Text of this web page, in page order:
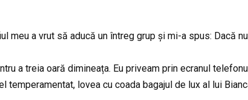
meu a vrut să aducă un întreg grup și mi-a spus: Dacă
a treia oară dimineața. Eu priveam prin ecranul
temperamentat, lovea cu coada bagajul de lux al lui